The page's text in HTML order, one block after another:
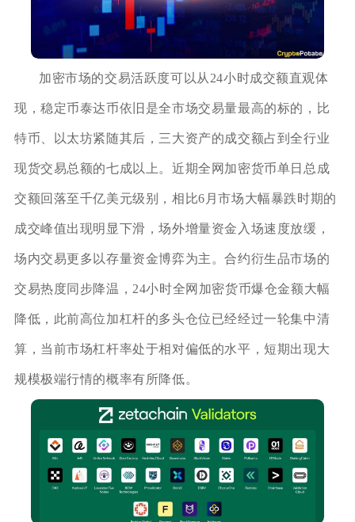
加密市场的交易活跃度可以从24小时成交额直观体
现，稳定币泰达币依旧是全市场交易量最高的标的，比
特币、以太坊紧随其后，三大资产的成交额占到全行业
现货交易总额的七成以上。近期全网加密货币单日总成
交额回落至千亿美元级别，相比6月市场大幅暴跌时期的
成交峰值出现明显下滑，场外增量资金入场速度放缓，
场内交易更多以存量资金博弈为主。合约衍生品市场的
交易热度同步降温，24小时全网加密货币爆仓金额大幅
降低，此前高位加杠杆的多头仓位已经经过一轮集中清
算，当前市场杠杆率处于相对偏低的水平，短期出现大
规模极端行情的概率有所降低。